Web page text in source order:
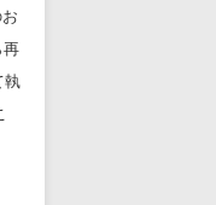
再
執